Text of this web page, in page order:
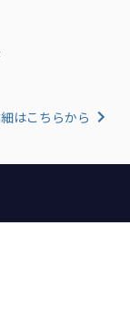
はこちらから